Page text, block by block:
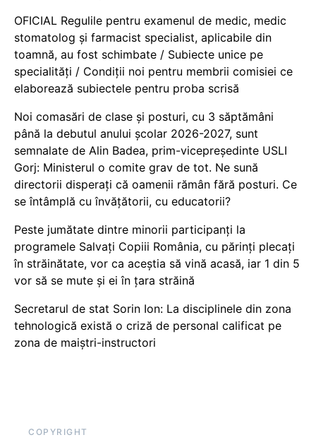
OFICIAL Regulile pentru examenul de medic, medic
stomatolog și farmacist specialist, aplicabile din
toamnă, au fost schimbate / Subiecte unice pe
specialități / Condiții noi pentru membrii comisiei ce
elaborează subiectele pentru proba scrisă
Noi comasări de clase și posturi, cu 3 săptămâni
până la debutul anului școlar 2026-2027, sunt
semnalate de Alin Badea, prim-vicepreședinte USLI
Gorj: Ministerul o comite grav de tot. Ne sună
directorii disperați că oamenii rămân fără posturi. Ce
se întâmplă cu învățătorii, cu educatorii?
Peste jumătate dintre minorii participanți la
programele Salvați Copiii România, cu părinți plecați
în străinătate, vor ca aceștia să vină acasă, iar 1 din 5
vor să se mute și ei în țara străină
Secretarul de stat Sorin Ion: La disciplinele din zona
tehnologică există o criză de personal calificat pe
zona de maiștri-instructori
COPYRIGHT